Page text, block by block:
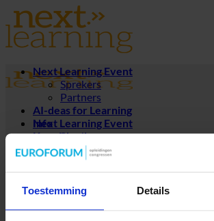
Toestemming Details
Ga
naar
inhoud
Next Learning Event
Sprekers
Partners
AI-deas for Learning
Info
Kennisbank
Blogs
Podcast
Next Learning Event
Sprekers
Partners
AI-deas for Learning
Info
Kennisbank
Blogs
Podcast
ebook
Tickets